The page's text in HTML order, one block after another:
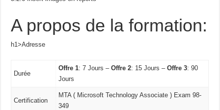
A propos de la formation:
h1>Adresse
Durée
Offre 1: 7 Jours –Offre 2: 15 Jours –Offre 3: 90
Jours
Certification
MTA ( Microsoft Technology Associate ) Exam 98-
349